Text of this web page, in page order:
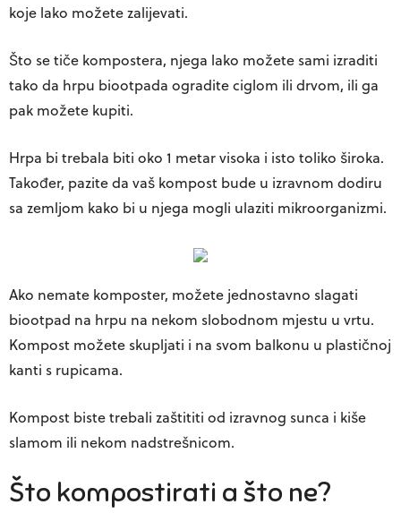
koje lako možete zalijevati.
Što se tiče kompostera, njega lako možete sami izraditi
tako da hrpu biootpada ogradite ciglom ili drvom, ili ga
pak možete kupiti.
Hrpa bi trebala biti oko 1 metar visoka i isto toliko široka.
Također, pazite da vaš kompost bude u izravnom dodiru
sa zemljom kako bi u njega mogli ulaziti mikroorganizmi.
Ako nemate komposter, možete jednostavno slagati
biootpad na hrpu na nekom slobodnom mjestu u vrtu.
Kompost možete skupljati i na svom balkonu u plastičnoj
kanti s rupicama.
Kompost biste trebali zaštititi od izravnog sunca i kiše
slamom ili nekom nadstrešnicom.
Što kompostirati a što ne?